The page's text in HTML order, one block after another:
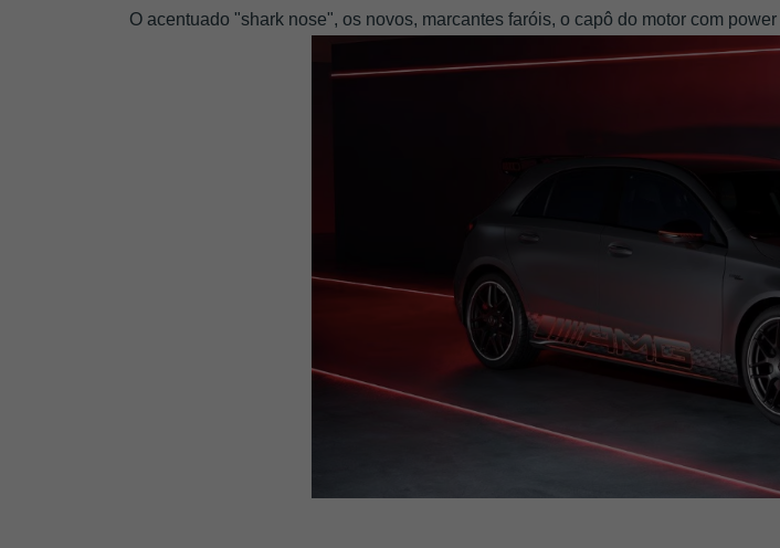
O acentuado "shark nose", os novos, marcantes faróis, o capô do motor com